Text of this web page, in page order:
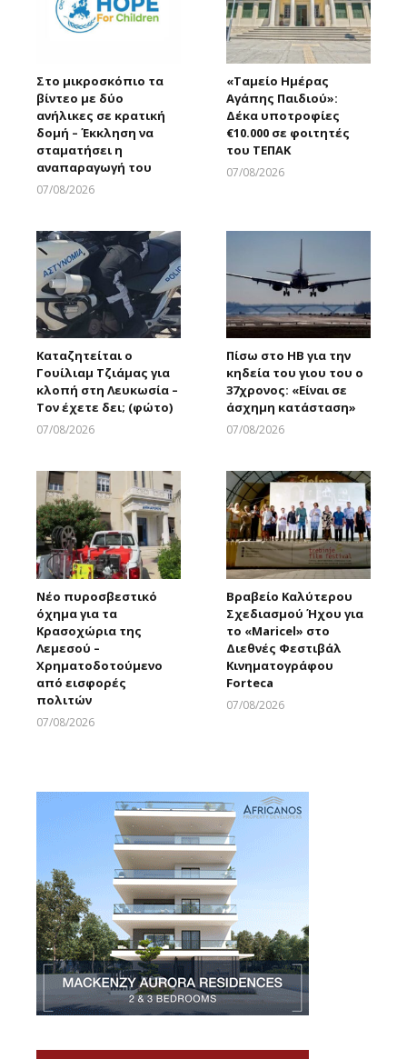
Στο μικροσκόπιο τα
βίντεο με δύο
ανήλικες σε κρατική
δομή – Έκκληση να
σταματήσει η
αναπαραγωγή του
07/08/2026
«Ταμείο Ημέρας
Αγάπης Παιδιού»:
Δέκα υποτροφίες
€10.000 σε φοιτητές
του ΤΕΠΑΚ
07/08/2026
Καταζητείται ο
Γουίλιαμ Τζιάμας για
κλοπή στη Λευκωσία –
Τον έχετε δει; (φώτο)
07/08/2026
Πίσω στο ΗΒ για την
κηδεία του γιου του ο
37χρονος: «Είναι σε
άσχημη κατάσταση»
07/08/2026
Νέο πυροσβεστικό
όχημα για τα
Κρασοχώρια της
Λεμεσού –
Χρηματοδοτούμενο
από εισφορές
πολιτών
07/08/2026
Βραβείο Καλύτερου
Σχεδιασμού Ήχου για
το «Maricel» στο
Διεθνές Φεστιβάλ
Κινηματογράφου
Forteca
07/08/2026